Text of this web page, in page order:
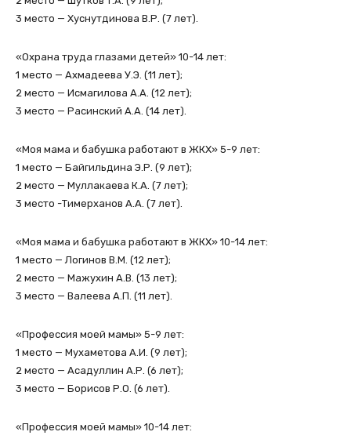
3 место — Хуснутдинова В.Р. (7 лет).
«Охрана труда глазами детей» 10-14 лет:
1 место — Ахмадеева У.Э. (11 лет);
2 место — Исмагилова А.А. (12 лет);
3 место — Расинский А.А. (14 лет).
«Моя мама и бабушка работают в ЖКХ» 5-9 лет:
1 место — Байгильдина Э.Р. (9 лет);
2 место — Муллакаева К.А. (7 лет);
3 место -Тимерханов А.А. (7 лет).
«Моя мама и бабушка работают в ЖКХ» 10-14 лет:
1 место — Логинов В.М. (12 лет);
2 место — Мажухин А.В. (13 лет);
3 место — Валеева А.П. (11 лет).
«Профессия моей мамы» 5-9 лет:
1 место — Мухаметова А.И. (9 лет);
2 место — Асадуллин А.Р. (6 лет);
3 место — Борисов Р.О. (6 лет).
«Профессия моей мамы» 10-14 лет: